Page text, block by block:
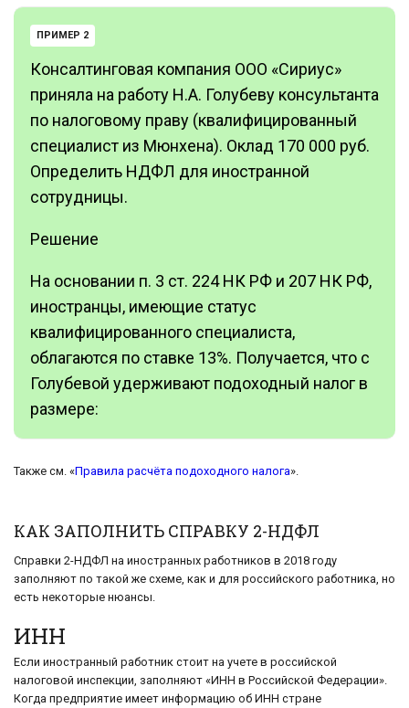
ПРИМЕР 2
Консалтинговая компания ООО «Сириус»
приняла на работу Н.А. Голубеву консультанта
по налоговому праву (квалифицированный
специалист из Мюнхена). Оклад 170 000 руб.
Определить НДФЛ для иностранной
сотрудницы.
Решение
На основании п. 3 ст. 224 НК РФ и 207 НК РФ,
иностранцы, имеющие статус
квалифицированного специалиста,
облагаются по ставке 13%. Получается, что с
Голубевой удерживают подоходный налог в
размере:
Также см. «Правила расчёта подоходного налога».
КАК ЗАПОЛНИТЬ СПРАВКУ 2-НДФЛ
Справки 2-НДФЛ на иностранных работников в 2018 году
заполняют по такой же схеме, как и для российского работника, но
есть некоторые нюансы.
ИНН
Если иностранный работник стоит на учете в российской
налоговой инспекции, заполняют «ИНН в Российской Федерации».
Когда предприятие имеет информацию об ИНН стране